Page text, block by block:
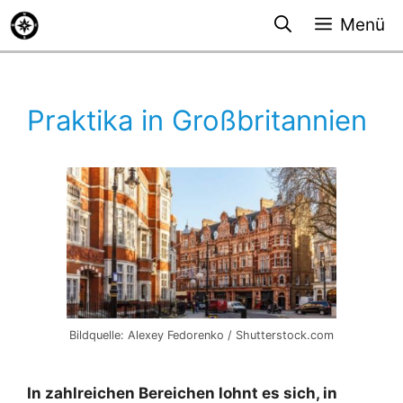
Zum
Inhalt
springen
Menü
Praktika in Großbritannien
Bildquelle: Alexey Fedorenko / Shutterstock.com
In zahlreichen Bereichen lohnt es sich, in